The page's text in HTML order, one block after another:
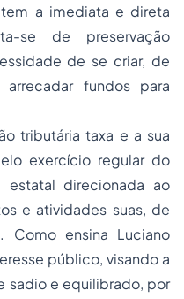
a imediata e direta
se de preservação
de se criar, de
fundos para
tributária taxa e a sua
exercício regular do
direcionada ao
e atividades suas, de
Como ensina Luciano
público, visando a
sadio e equilibrado, por